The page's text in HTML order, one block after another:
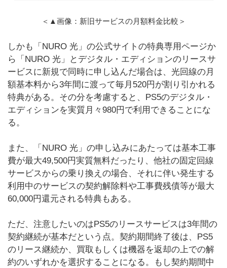
＜▲画像：新旧サービスの月額料金比較＞
しかも「NURO 光」の公式サイトの特典専用ページか
ら「NURO 光」とデジタル・エディションのリースサ
ービスに新規で同時に申し込んだ場合は、光回線の月
額基本料から3年間に渡って毎月520円が割り引かれる
特典がある。その分を考慮すると、PS5のデジタル・
エディションを実質月々980円で利用できることにな
る。
また、「NURO 光」の申し込みにあたっては基本工事
費が最大49,500円実質無料だったり、他社の固定回線
サービスからの乗り換えの場合、それに伴い発生する
利用中のサービスの契約解除料や工事費残債等が最大
60,000円還元される特典もある。
ただ、注意したいのはPS5のリースサービスは3年間の
契約継続が基本だという点。契約期間終了後は、PS5
のリース継続か、買取もしくは機器を返却の上での解
約のいずれかを選択することになる。もし契約期間中